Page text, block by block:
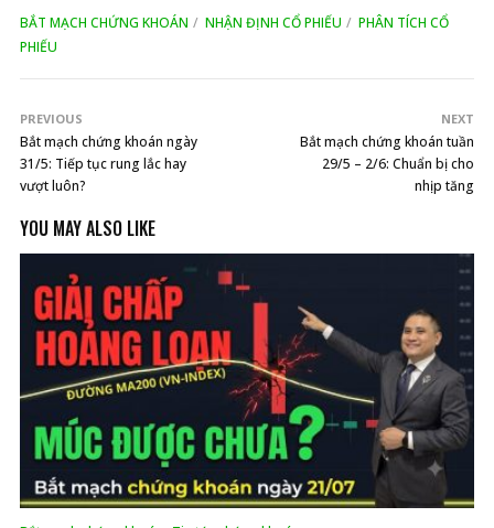
BẮT MẠCH CHỨNG KHOÁN NHẬN ĐỊNH CỔ PHIẾU
PHÂN TÍCH CỔ
PHIẾU
PREVIOUS
Bắt mạch chứng khoán ngày
31/5: Tiếp tục rung lắc hay
vượt luôn?
NEXT
Bắt mạch chứng khoán tuần
29/5 – 2/6: Chuẩn bị cho
nhịp tăng
YOU MAY ALSO LIKE